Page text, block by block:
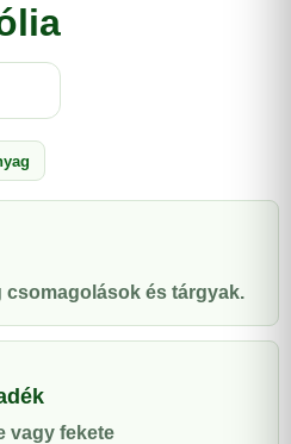
csomagolások és tárgyak.
vagy fekete